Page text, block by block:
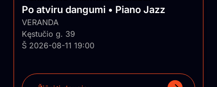
Po atviru dangumi • Piano Jazz
VERANDA
Kęstučio g. 39
Š 2026-08-11 19:00